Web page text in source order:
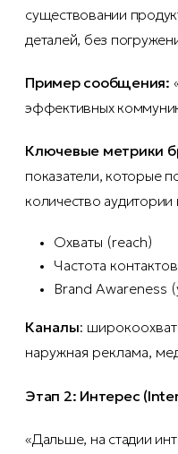
существовании
деталей, без
Пример сообщения:
эффективных
Ключевые метрики
показатели, которые
количество аудитории
Охваты (reach)
Частота
Brand Awareness
Каналы:
наружная реклама,
Этап 2: Интерес
«Дальше, на стадии